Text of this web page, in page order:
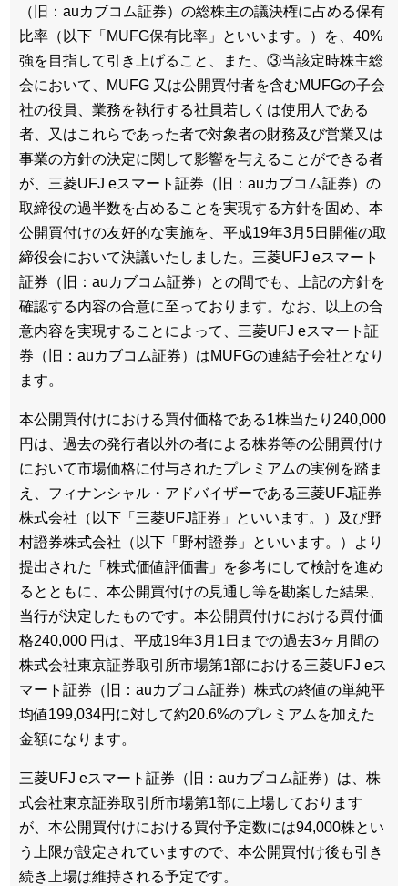
（旧：auカブコム証券）の総株主の議決権に占める保有
比率（以下「MUFG保有比率」といいます。）を、40%
強を目指して引き上げること、また、③当該定時株主総
会において、MUFG 又は公開買付者を含むMUFGの子会
社の役員、業務を執行する社員若しくは使用人である
者、又はこれらであった者で対象者の財務及び営業又は
事業の方針の決定に関して影響を与えることができる者
が、三菱UFJ eスマート証券（旧：auカブコム証券）の
取締役の過半数を占めることを実現する方針を固め、本
公開買付けの友好的な実施を、平成19年3月5日開催の取
締役会において決議いたしました。三菱UFJ eスマート
証券（旧：auカブコム証券）との間でも、上記の方針を
確認する内容の合意に至っております。なお、以上の合
意内容を実現することによって、三菱UFJ eスマート証
券（旧：auカブコム証券）はMUFGの連結子会社となり
ます。
本公開買付けにおける買付価格である1株当たり240,000
円は、過去の発行者以外の者による株券等の公開買付け
において市場価格に付与されたプレミアムの実例を踏ま
え、フィナンシャル・アドバイザーである三菱UFJ証券
株式会社（以下「三菱UFJ証券」といいます。）及び野
村證券株式会社（以下「野村證券」といいます。）より
提出された「株式価値評価書」を参考にして検討を進め
るとともに、本公開買付けの見通し等を勘案した結果、
当行が決定したものです。本公開買付けにおける買付価
格240,000 円は、平成19年3月1日までの過去3ヶ月間の
株式会社東京証券取引所市場第1部における三菱UFJ eス
マート証券（旧：auカブコム証券）株式の終値の単純平
均値199,034円に対して約20.6%のプレミアムを加えた
金額になります。
三菱UFJ eスマート証券（旧：auカブコム証券）は、株
式会社東京証券取引所市場第1部に上場しております
が、本公開買付けにおける買付予定数には94,000株とい
う上限が設定されていますので、本公開買付け後も引き
続き上場は維持される予定です。